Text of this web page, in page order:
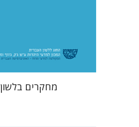
מחקרים בלשון